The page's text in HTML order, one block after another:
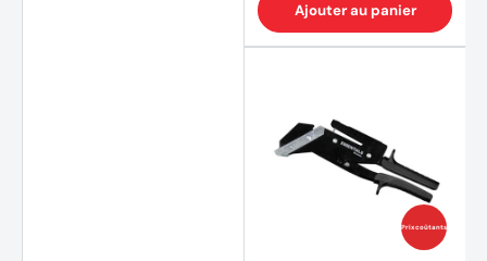
Ajouter au panier
Prix coûtants